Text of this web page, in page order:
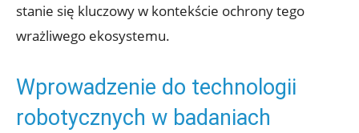
stanie się⁣ kluczowy w kontekście⁤ ochrony tego
⁤wrażliwego ekosystemu.
Wprowadzenie⁢ do ⁣technologii
‌robotycznych w badaniach